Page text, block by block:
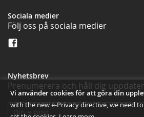
Vi använder cookies för att göra din
with the new e-Privacy directive, we need
Sociala medier
Följ oss på sociala medier
Nyhetsbrev
Prenumerera och håll dig